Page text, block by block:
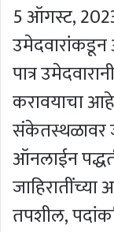
5 ऑगस्ट,
उमेदवारांकडून
पात्र
करावयाचा
संकेतस्थळावर
ऑनलाईन
जाहिरातींच्या
तपशील,